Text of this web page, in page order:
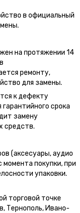
в официальный
на протяжении 14
ремонту,
для замены.
к дефекту
срока
замену
средств.
(аксесуары, аудио
покупки, при
упаковки.
торговой точке
Тернополь, Ивано-